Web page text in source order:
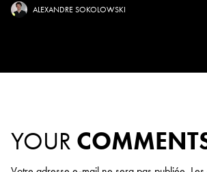
ALEXANDRE SOKOLOWSKI
YOUR